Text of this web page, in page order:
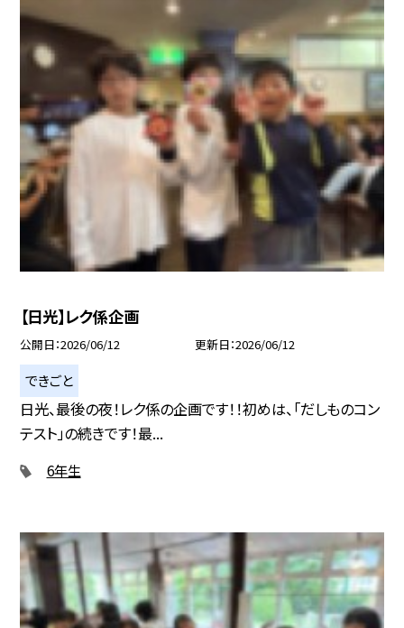
【日光】レク係企画
公開日 2026/06/12 更新日 2026/06/12
できごと
日光、最後の夜！レク係の企画です！！初めは、「だしものコン
テスト」の続きです！最...
6年生